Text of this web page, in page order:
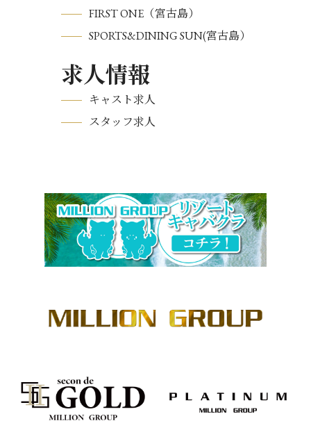
FIRST ONE（宮古島）
SPORTS&DINING SUN(宮古島）
求人情報
キャスト求人
スタッフ求人